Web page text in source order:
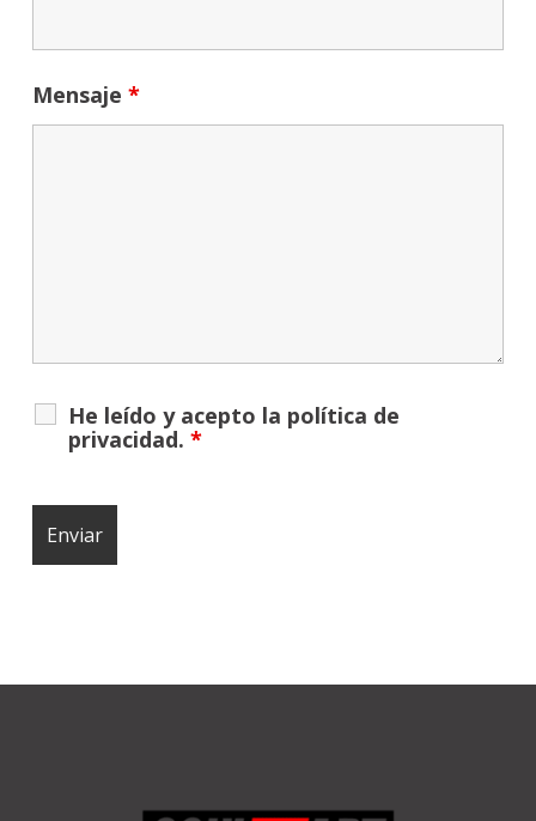
Mensaje*
He leído y acepto la política de
privacidad.*